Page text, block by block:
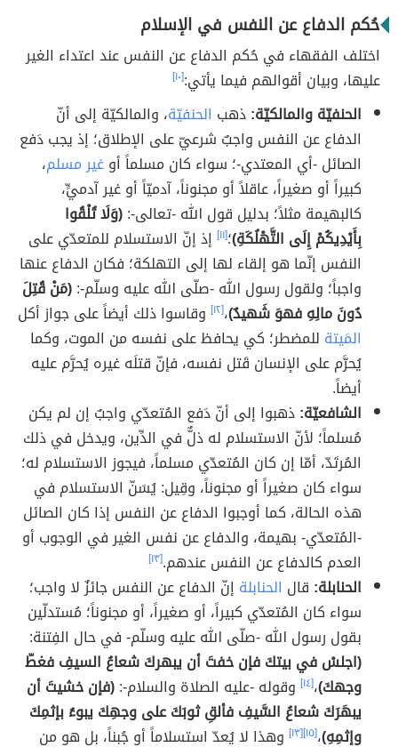
حُكم الدفاع عن النفس في الإسلام
اختلف الفقهاء في حُكم الدفاع عن النفس عند اعتداء الغير
عليها، وبيان أقوالهم فيما يأتي:[١٠]
الحنفيّة والمالكيّة:ذهب الحنفيّة، والمالكيّة إلى أنّ
الدفاع عن النفس واجبٌ شرعيّ على الإطلاق؛ إذ يجب دَفع
الصائل -أي المعتدي-؛ سواء كان مسلماً أوغير مسلم،
كبيراً أو صغيراً، عاقلاً أو مجنوناً، آدميّاً أو غير آدميٍّ،
كالبهيمة مثلاً؛ بدليل قول الله -تعالى-:(وَلَا تُلْقُوا
بِأَيْدِيكُمْ إِلَى التَّهْلُكَةِ)؛[١١] إذ إنّ الاستسلام للمتعدّي على
النفس إنّما هو إلقاء لها إلى التهلكة؛ فكان الدفاع عنها
واجباً؛ ولقول رسول الله -صلّى الله عليه وسلّم-:(مَنْ قُتِلَ
دُونَ مالِهِ فهوَ شَهيدٌ)،[١٢] وقاسوا ذلك أيضاً على جواز أكل
المَيتة للمضطر؛ كي يحافظ على نفسه من الموت، وكما
يُحرَّم على الإنسان قَتل نفسه، فإنّ قتلَه غيره يُحرَّم عليه
أيضاً.
الشافعيّة:ذهبوا إلى أنّ دَفع المُتعدّي واجبٌ إن لم يكن
مُسلماً؛ لأنّ الاستسلام له ذلٌّ في الدِّين، ويدخل في ذلك
المُرتَدّ، أمّا إن كان المُتعدّي مسلماً، فيجوز الاستسلام له؛
سواء كان صغيراً أو مجنوناً، وقِيل: يُسَنّ الاستسلام في
هذه الحالة، كما أوجبوا الدفاع عن النفس إذا كان الصائل
-المُتعدّي- بهيمة، والدفاع عن نفس الغير في الوجوب أو
العدم كالدفاع عن النفس عندهم.[١٣]
الحنابلة: قال الحنابلة إنّ الدفاع عن النفس جائزٌ لا واجب؛
سواء كان المُتعدّي كبيراً، أو صغيراً، أو مجنوناً؛ مُستدلّين
بقول رسول الله -صلّى الله عليه وسلّم- في حال الفِتنة:
(اجلسْ في بيتكَ فإن خفتَ أن يبهركَ شعاعُ السيفِ فغطّ
وجهكَ)،[١٤] وقوله -عليه الصلاة والسلام-:(فإن خشيتَ أن
يبهَرَكَ شعاعُ السَّيفِ فألقِ ثوبَكَ على وجهِكَ يبوءُ بإثمِكَ
وإثمِهِ)،[١٥] [١٣] وهذا لا يُعدّ استسلاماً أو جُبناً، بل هو من